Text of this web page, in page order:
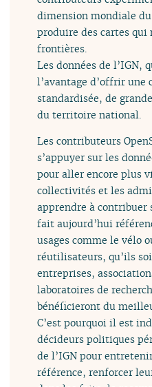
dimension mondiale
produire des cartes qui
frontières.
Les données de l’IGN,
l’avantage d’offrir une
standardisée, de
du territoire national.
Les contributeurs
s’appuyer sur les
pour aller encore plus
collectivités et les
apprendre à contribuer
fait aujourd’hui
usages comme le vélo
réutilisateurs, qu’ils
entreprises,
laboratoires de
bénéficieront du
C’est pourquoi il est
décideurs politiques
de l’IGN pour
référence, renforcer